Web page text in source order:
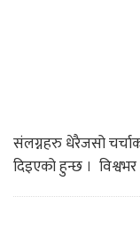
संलग्नहरु धेरैजसो
दिइएको हुन्छ ।